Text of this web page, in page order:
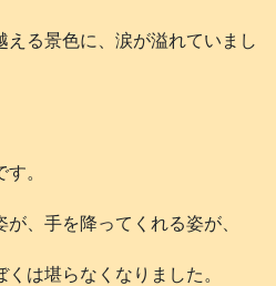
る景色に、涙が溢れていまし
。
、手を降ってくれる姿が、
は堪らなくなりました。